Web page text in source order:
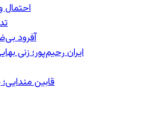
احتمال
آفرود
ایران رحیم‌پور؛ زنی
قابین